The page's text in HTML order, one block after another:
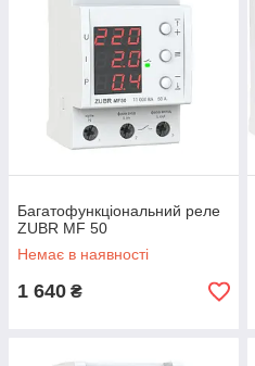
Багатофункціональний реле
ZUBR MF 50
Немає в наявності
1 640 ₴